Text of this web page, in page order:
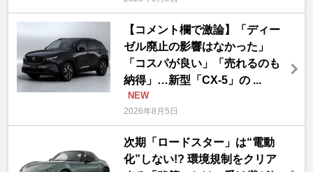
【コメント欄で激論】「ディー
ゼル廃止の影響はなかった」
「コスパが良い」「売れるのも
納得」…新型「CX-5」の ...
NEW
2026年8月5日
次期「ロードスター」は“電動
化”しない!? 環境規制をクリア